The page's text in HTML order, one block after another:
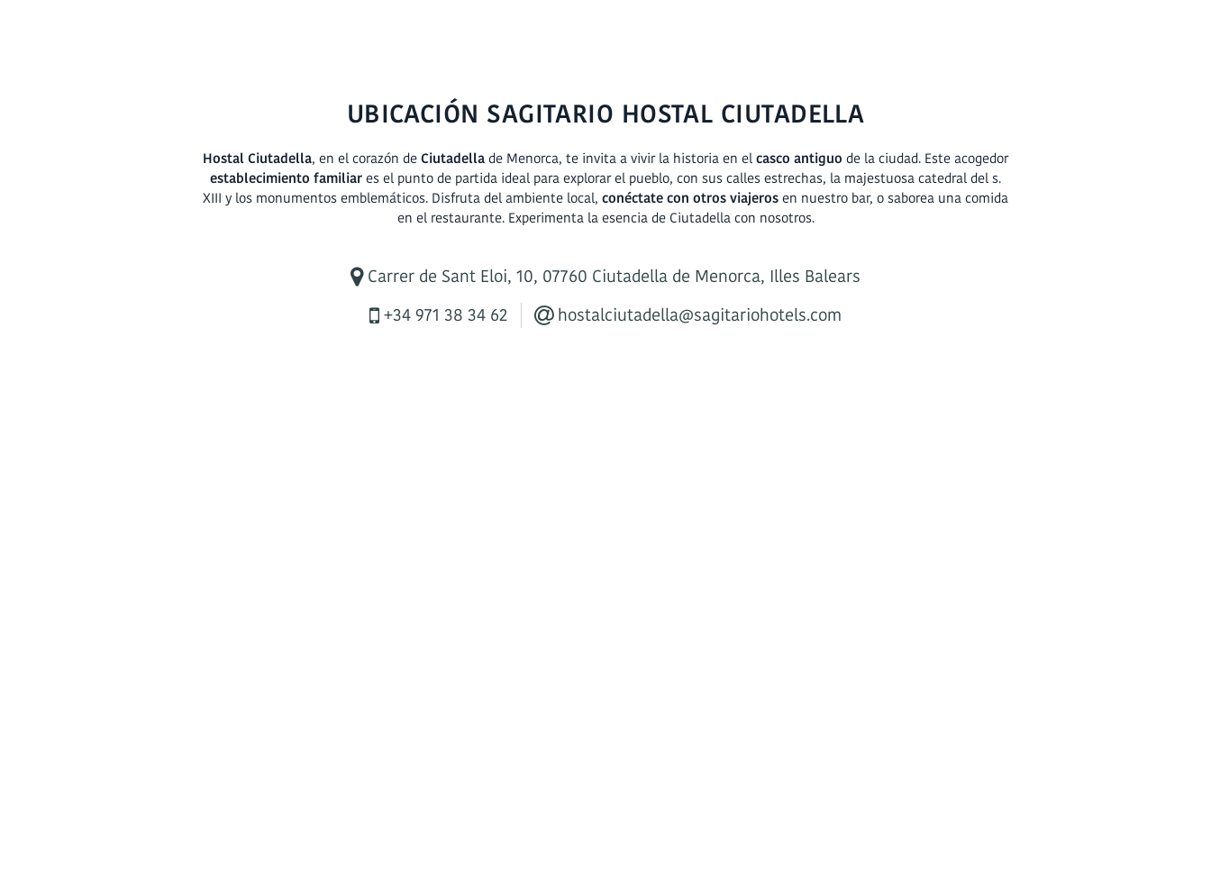
UBICACIÓN SAGITARIO HOSTAL CIUTADELLA
Hostal Ciutadella, en el corazón deCiutadellade Menorca, te invita a vivir la historia en elcasco antiguo de la ciudad. Este acogedor
establecimiento familiares el punto de partida ideal para explorar el pueblo, con sus calles estrechas, la majestuosa catedral del s.
XIII y los monumentos emblemáticos. Disfruta del ambiente local, conéctate con otros viajerosen nuestro bar, o saborea una comida
en el restaurante. Experimenta la esencia de Ciutadella con nosotros.
Carrer de Sant Eloi, 10, 07760 Ciutadella de Menorca, Illes Balears
+34 971 38 34 62
hostalciutadella@sagitariohotels.com